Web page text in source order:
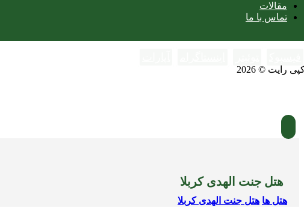
مقالات
تماس با ما
رایت © 2026
هتل جنت الهدی کربلا
هتل ها هتل جنت الهدی کربلا